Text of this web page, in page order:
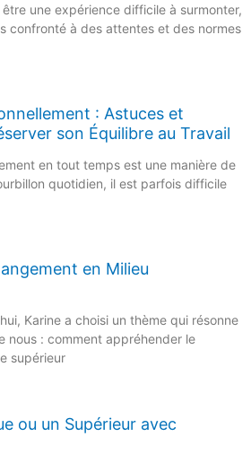
une expérience difficile à surmonter,
confronté à des attentes et des normes
: Astuces et
son Équilibre au Travail
en tout temps est une manière de
quotidien, il est parfois difficile
en Milieu
Karine a choisi un thème qui résonne
nous : comment appréhender le
supérieur
ou un Supérieur avec